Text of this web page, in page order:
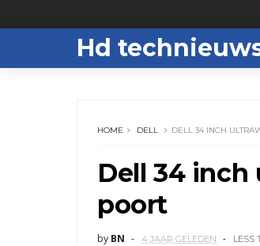
Hd
HOME DELL DELL 34 INCH
Dell 34 inch
poort
by BN 4 JAAR GELEDEN LESS